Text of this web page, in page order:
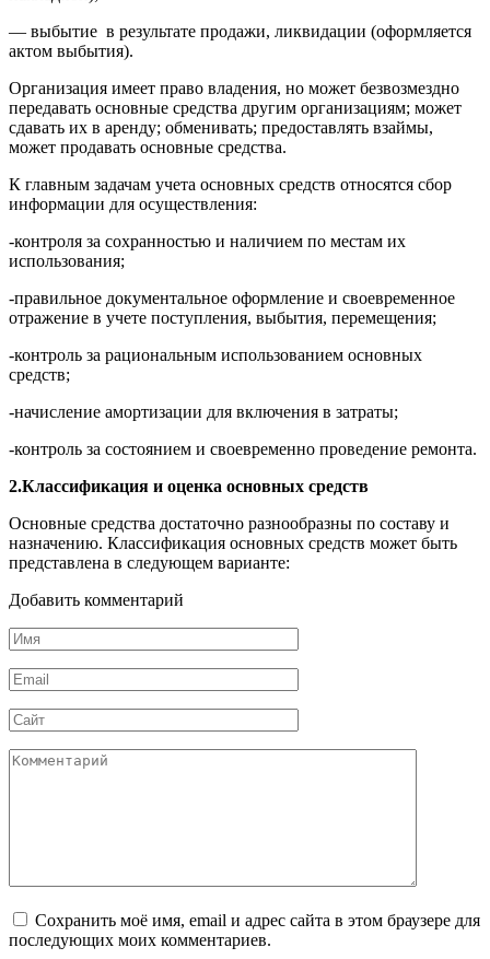
— выбытие в результате продажи, ликвидации (оформляется
актом выбытия).
Организация имеет право владения, но может безвозмездно
передавать основные средства другим организациям; может
сдавать их в аренду; обменивать; предоставлять взаймы,
может продавать основные средства.
К главным задачам учета основных средств относятся сбор
информации для осуществления:
-контроля за сохранностью и наличием по местам их
использования;
-правильное документальное оформление и своевременное
отражение в учете поступления, выбытия, перемещения;
-контроль за рациональным использованием основных
средств;
-начисление амортизации для включения в затраты;
-контроль за состоянием и своевременно проведение ремонта.
2.Классификация и оценка основных средств
Основные средства достаточно разнообразны по составу и
назначению. Классификация основных средств может быть
представлена в следующем варианте:
Добавить комментарий
Имя
*
Email
*
Сайт
Комментарий
Сохранить моё имя, email и адрес сайта в этом браузере для
последующих моих комментариев.